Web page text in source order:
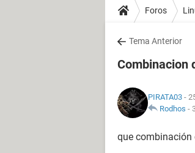
Foros
Tema Anterior
Combinacion
PIRATA03 -
Rodhos -
que combinación